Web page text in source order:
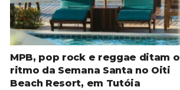
MPB, pop rock e reggae ditam o
ritmo da Semana Santa no Oiti
Beach Resort, em Tutóia